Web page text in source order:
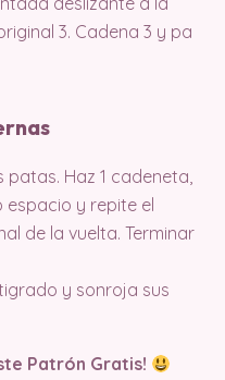
3. Cadena 3 y pa
patas. Haz 1 cadeneta,
espacio y repite el
de la vuelta. Terminar
y sonroja sus
Patrón Gratis!